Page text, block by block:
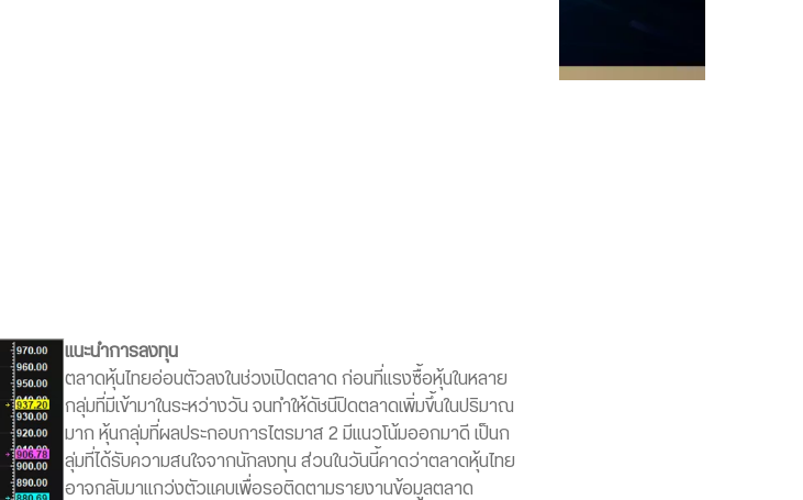
แนะนำการลงทุน
ตลาดหุ้นไทยอ่อนตัวลงในช่วงเปิดตลาด ก่อนที่แรงซื้อหุ้นในหลาย
กลุ่มที่มีเข้ามาในระหว่างวัน จนทำให้ดัชนีปิดตลาดเพิ่มขึ้นในปริมาณ
มาก หุ้นกลุ่มที่ผลประกอบการไตรมาส 2 มีแนวโน้มออกมาดี เป็นก
ลุ่มที่ได้รับความสนใจจากนักลงทุน ส่วนในวันนี้คาดว่าตลาดหุ้นไทย
อาจกลับมาแกว่งตัวแคบเพื่อรอติดตามรายงานข้อมูลตลาด